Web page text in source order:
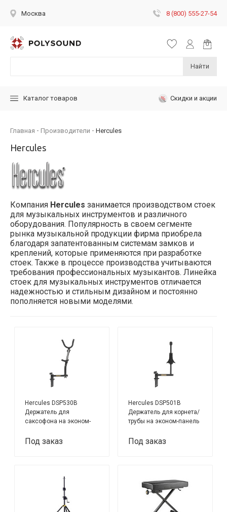
Москва 8 (800) 555-27-54
Найти
Каталог товаров Скидки и акции
Главная Производители Hercules
Hercules
Компания Hercules занимается производством стоек
для музыкальных инструментов и различного
оборудования. Популярность в своем сегменте
рынка музыкальной продукции фирма приобрела
благодаря запатентованным системам замков и
креплений, которые применяются при разработке
стоек. Также в процессе производства учитываются
требования профессиональных музыкантов. Линейка
стоек для музыкальных инструментов отличается
надежностью и стильным дизайном и постоянно
пополняется новыми моделями.
Hercules DSP530B
Держатель для
саксофона на эконом-
Под заказ
Hercules DSP501B
Держатель для корнета/
трубы на эконом-панель
Под заказ